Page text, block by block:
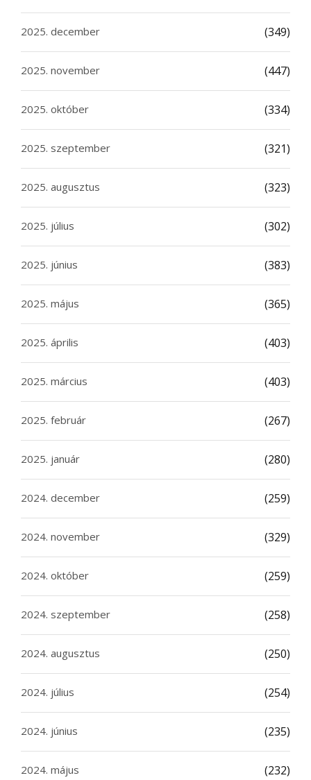
2025. december (349)
2025. november (447)
2025. október (334)
2025. szeptember (321)
2025. augusztus (323)
2025. július (302)
2025. június (383)
2025. május (365)
2025. április (403)
2025. március (403)
2025. február (267)
2025. január (280)
2024. december (259)
2024. november (329)
2024. október (259)
2024. szeptember (258)
2024. augusztus (250)
2024. július (254)
2024. június (235)
2024. május (232)